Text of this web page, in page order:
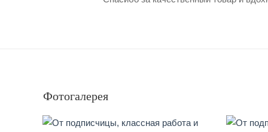
Фотогалерея